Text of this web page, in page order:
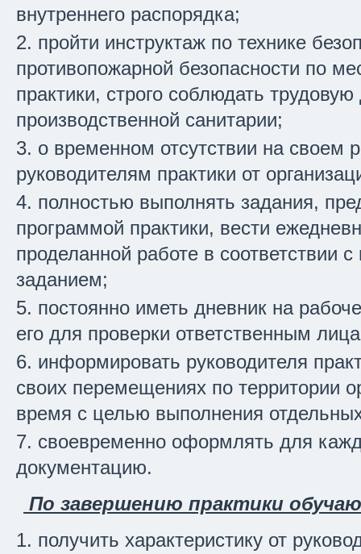
внутреннего распорядка;
пройти инструктаж по технике
противопожарной безопасности по
практики, строго соблюдать
производственной санитарии;
о временном отсутствии на своем
руководителям практики от
полностью выполнять задания,
программой практики, вести
проделанной работе в соответствии
заданием;
постоянно иметь дневник на
его для проверки ответственным
информировать руководителя
своих перемещениях по территории
время с целью выполнения
своевременно оформлять для
документацию.
По завершению практики
получить характеристику от